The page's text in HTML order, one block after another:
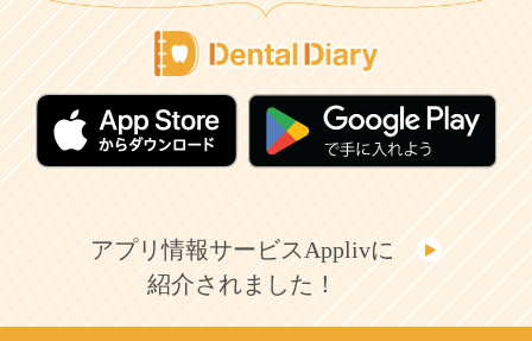
アプリ情報サービスApplivに
紹介されました！